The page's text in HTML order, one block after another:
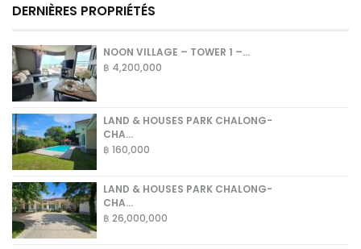
DERNIÈRES PROPRIÉTÉS
NOON VILLAGE – TOWER 1 –...
฿ 4,200,000
LAND & HOUSES PARK CHALONG-
CHA...
฿ 160,000
LAND & HOUSES PARK CHALONG-
CHA...
฿ 26,000,000